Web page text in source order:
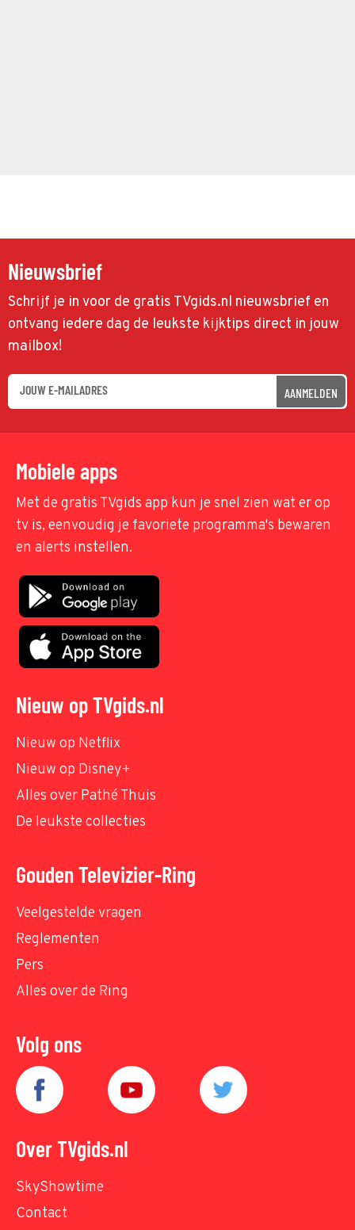
Nieuwsbrief
Schrijf je in voor de gratis TVgids.nl nieuwsbrief en
ontvang iedere dag de leukste kijktips direct in jouw
mailbox!
AANMELDEN
Mobiele apps
Met de gratis TVgids app kun je snel zien wat er op
tv is, eenvoudig je favoriete programma's bewaren
en alerts instellen.
Nieuw op TVgids.nl
Nieuw op Netflix
Nieuw op Disney+
Alles over Pathé Thuis
De leukste collecties
Gouden Televizier-Ring
Veelgestelde vragen
Reglementen
Pers
Alles over de Ring
Volg ons
Over TVgids.nl
SkyShowtime
Contact